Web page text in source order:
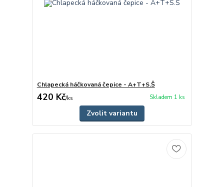
Chlapecká háčkovaná čepice - A+T+S.Š
420 Kč/ks Skladem 1 ks
Zvolit variantu